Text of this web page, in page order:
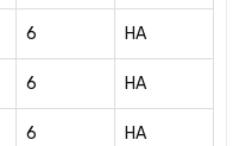
6 HA
6 HA
6 HA